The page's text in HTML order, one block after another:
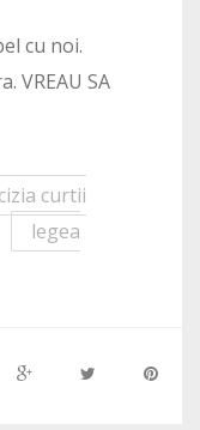
cu noi.
VREAU SA
curtii
legea